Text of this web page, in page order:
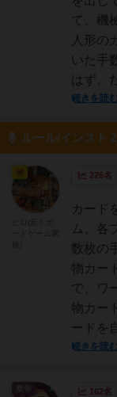
て、機
人形の
いた手
はず。
続きを読
ルール/インスト
226名
カード
ム。各
数枚の
物カー
で、ワ
物カー
ードを
続きを読
神
162名